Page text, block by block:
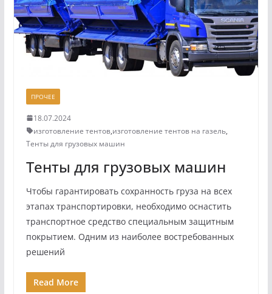
ПРОЧЕЕ
18.07.2024
изготовление тентов,изготовление тентов на газель,
Тенты для грузовых машин
Тенты для грузовых машин
Чтобы гарантировать сохранность груза на всех
этапах транспортировки, необходимо оснастить
транспортное средство специальным защитным
покрытием. Одним из наиболее востребованных
решений
Read More